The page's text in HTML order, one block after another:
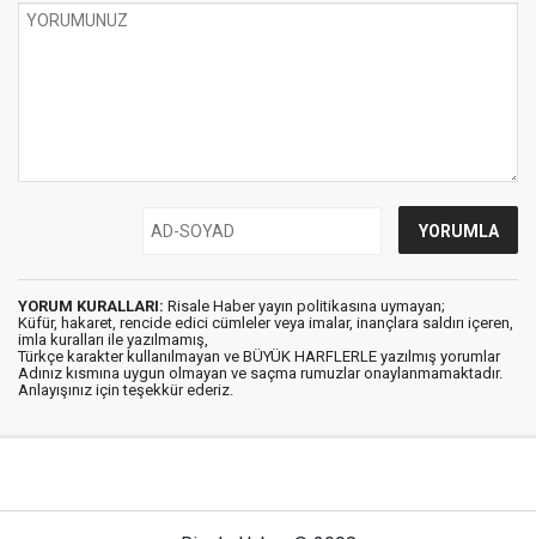
YORUM KURALLARI: Risale Haber yayın politikasına uymayan;
Küfür, hakaret, rencide edici cümleler veya imalar, inançlara saldırı içeren,
imla kuralları ile yazılmamış,
Türkçe karakter kullanılmayan ve BÜYÜK HARFLERLE yazılmış yorumlar
Adınız kısmına uygun olmayan ve saçma rumuzlar onaylanmamaktadır.
Anlayışınız için teşekkür ederiz.